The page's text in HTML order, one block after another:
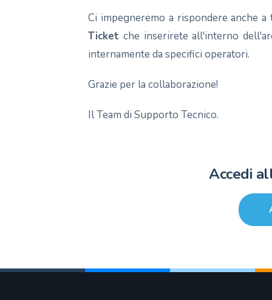
Ci impegneremo a rispondere anche
Ticket che inserirete all'interno
internamente da specifici operatori.
Grazie per la collaborazione!
Il Team di Supporto Tecnico.
Accedi